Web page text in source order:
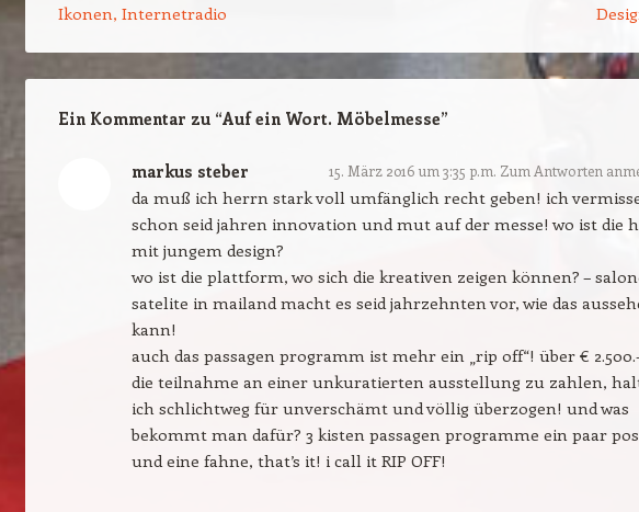
Ikonen, Internetradio
Ein Kommentar zu “Auf ein Wort. Möbelmesse”
markus steber 15. März 2016 um 3:35 p.m. Zum Antworten
da muß ich herrn stark voll umfänglich recht geben! ich
schon seid jahren innovation und mut auf der messe! wo ist die
mit jungem design?
wo ist die plattform, wo sich die kreativen zeigen können? –
satelite in mailand macht es seid jahrzehnten vor, wie das
kann!
auch das passagen programm ist mehr ein „rip off“! über €
die teilnahme an einer unkuratierten ausstellung zu zahlen,
ich schlichtweg für unverschämt und völlig überzogen! und was
bekommt man dafür? 3 kisten passagen programme ein paar
und eine fahne, that’s it! i call it RIP OFF!